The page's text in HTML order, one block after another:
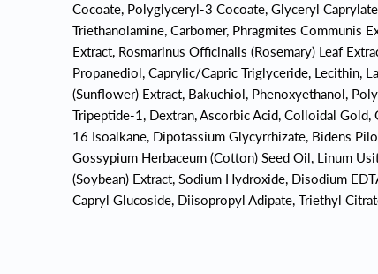
Cocoate, Polyglyceryl-3 Cocoate, Glyceryl
Triethanolamine, Carbomer, Phragmites Communis
Extract, Rosmarinus Officinalis (Rosemary) Leaf
Propanediol, Caprylic/Capric Triglyceride, Lecithin,
(Sunflower) Extract, Bakuchiol, Phenoxyethanol,
Tripeptide-1, Dextran, Ascorbic Acid, Colloidal
16 Isoalkane, Dipotassium Glycyrrhizate, Bidens
Gossypium Herbaceum (Cotton) Seed Oil, Linum
(Soybean) Extract, Sodium Hydroxide, Disodium
Capryl Glucoside, Diisopropyl Adipate, Triethyl